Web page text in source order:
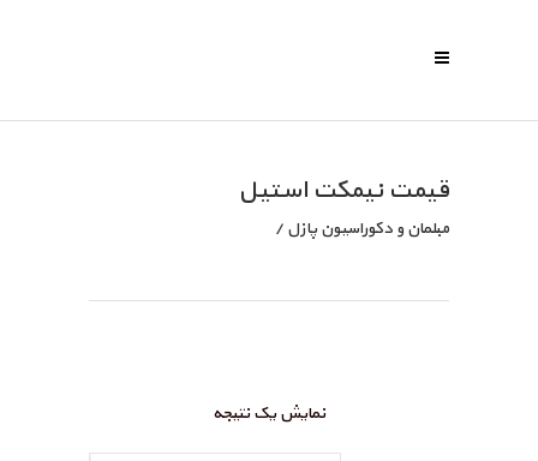
قیمت نیمکت استیل
مبلمان و دکوراسیون پازل/
نمایش یک نتیجه